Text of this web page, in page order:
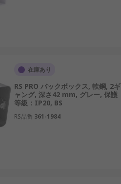
在庫あり
RS PRO バックボックス, 軟鋼, 2ギ
ャング, 深さ42 mm, グレー, 保護
等級：IP20, BS
RS品番 361-1984